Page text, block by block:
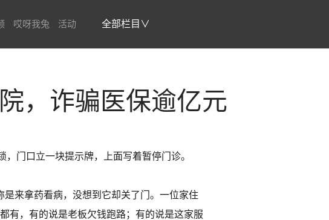
哎呀我兔 活动 全部栏目∨
，诈骗医保逾亿元
门口立一块提示牌，上面写着暂停门诊。
来拿药看病，没想到它却关了门。一位家住
有，有的说是老板欠钱跑路；有的说是这家服